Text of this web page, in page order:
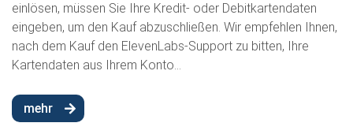
einlösen, müssen Sie Ihre Kredit- oder Debitkartendaten
eingeben, um den Kauf abzuschließen. Wir empfehlen Ihnen,
nach dem Kauf den ElevenLabs-Support zu bitten, Ihre
Kartendaten aus Ihrem Konto...
mehr